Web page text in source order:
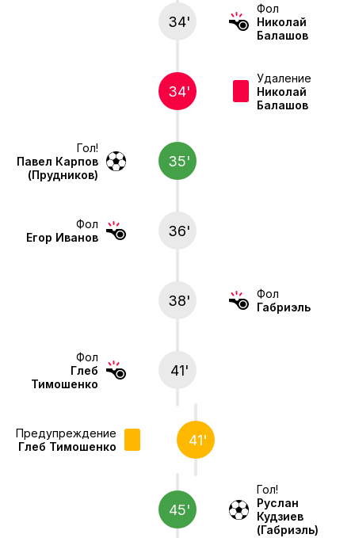
34'
Фол
Николай
Балашов
34'
Удаление
Николай
Балашов
Гол!
Павел Карпов
(Прудников)
35'
Фол
Егор Иванов
36'
38'
Фол
Габриэль
Фол
Глеб
Тимошенко
41'
Предупреждение
Глеб Тимошенко
41'
45'
Гол!
Руслан
Кудзиев
(Габриэль)